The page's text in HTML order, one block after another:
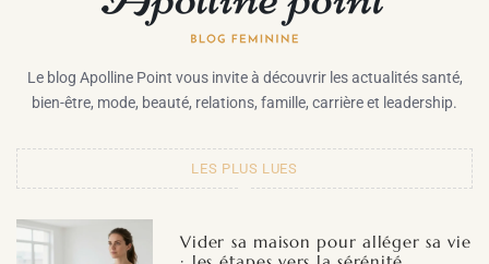
Le blog Apolline Point vous invite à découvrir les actualités santé,
bien-être, mode, beauté, relations, famille, carrière et leadership.
LES PLUS LUES
Vider sa maison pour alléger sa vie